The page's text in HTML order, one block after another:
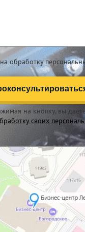
обработку
на кнопку, вы
своих